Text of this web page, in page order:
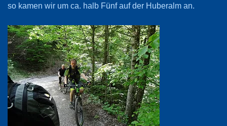
so kamen wir um ca. halb Fünf auf der Huberalm an.